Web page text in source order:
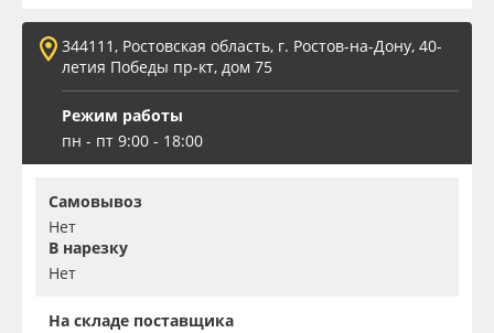
344111, Ростовская область, г. Ростов-на-Дону, 40-
летия Победы пр-кт, дом 75
Режим работы
пн - пт 9:00 - 18:00
Самовывоз
Нет
В нарезку
Нет
На складе поставщика